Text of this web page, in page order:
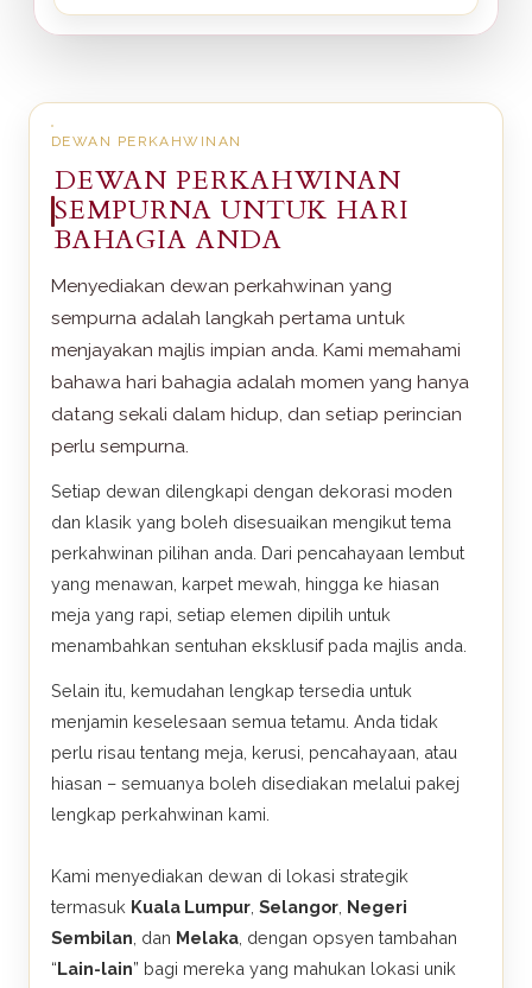
DEWAN PERKAHWINAN
DEWAN PERKAHWINAN
SEMPURNA UNTUK HARI
BAHAGIA ANDA
Menyediakan dewan perkahwinan yang
sempurna adalah langkah pertama untuk
menjayakan majlis impian anda. Kami memahami
bahawa hari bahagia adalah momen yang hanya
datang sekali dalam hidup, dan setiap perincian
perlu sempurna.
Setiap dewan dilengkapi dengan dekorasi moden
dan klasik yang boleh disesuaikan mengikut tema
perkahwinan pilihan anda. Dari pencahayaan lembut
yang menawan, karpet mewah, hingga ke hiasan
meja yang rapi, setiap elemen dipilih untuk
menambahkan sentuhan eksklusif pada majlis anda.
Selain itu, kemudahan lengkap tersedia untuk
menjamin keselesaan semua tetamu. Anda tidak
perlu risau tentang meja, kerusi, pencahayaan, atau
hiasan – semuanya boleh disediakan melalui pakej
lengkap perkahwinan kami.
Kami menyediakan dewan di lokasi strategik
termasuk Kuala Lumpur Selangor Negeri
Sembilan , dan Melaka , dengan opsyen tambahan
“Lain-lain” bagi mereka yang mahukan lokasi unik